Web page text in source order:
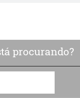
procurando?